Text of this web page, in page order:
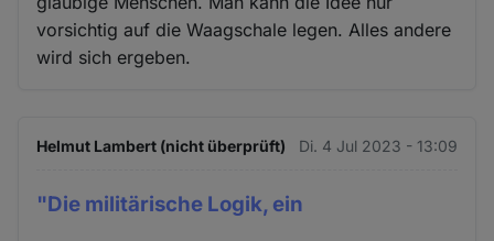
vorsichtig auf die Waagschale legen. Alles andere
wird sich ergeben.
Helmut Lambert (nicht überprüft) Di. 4 Jul 2023 - 13:09
"Die militärische Logik, ein